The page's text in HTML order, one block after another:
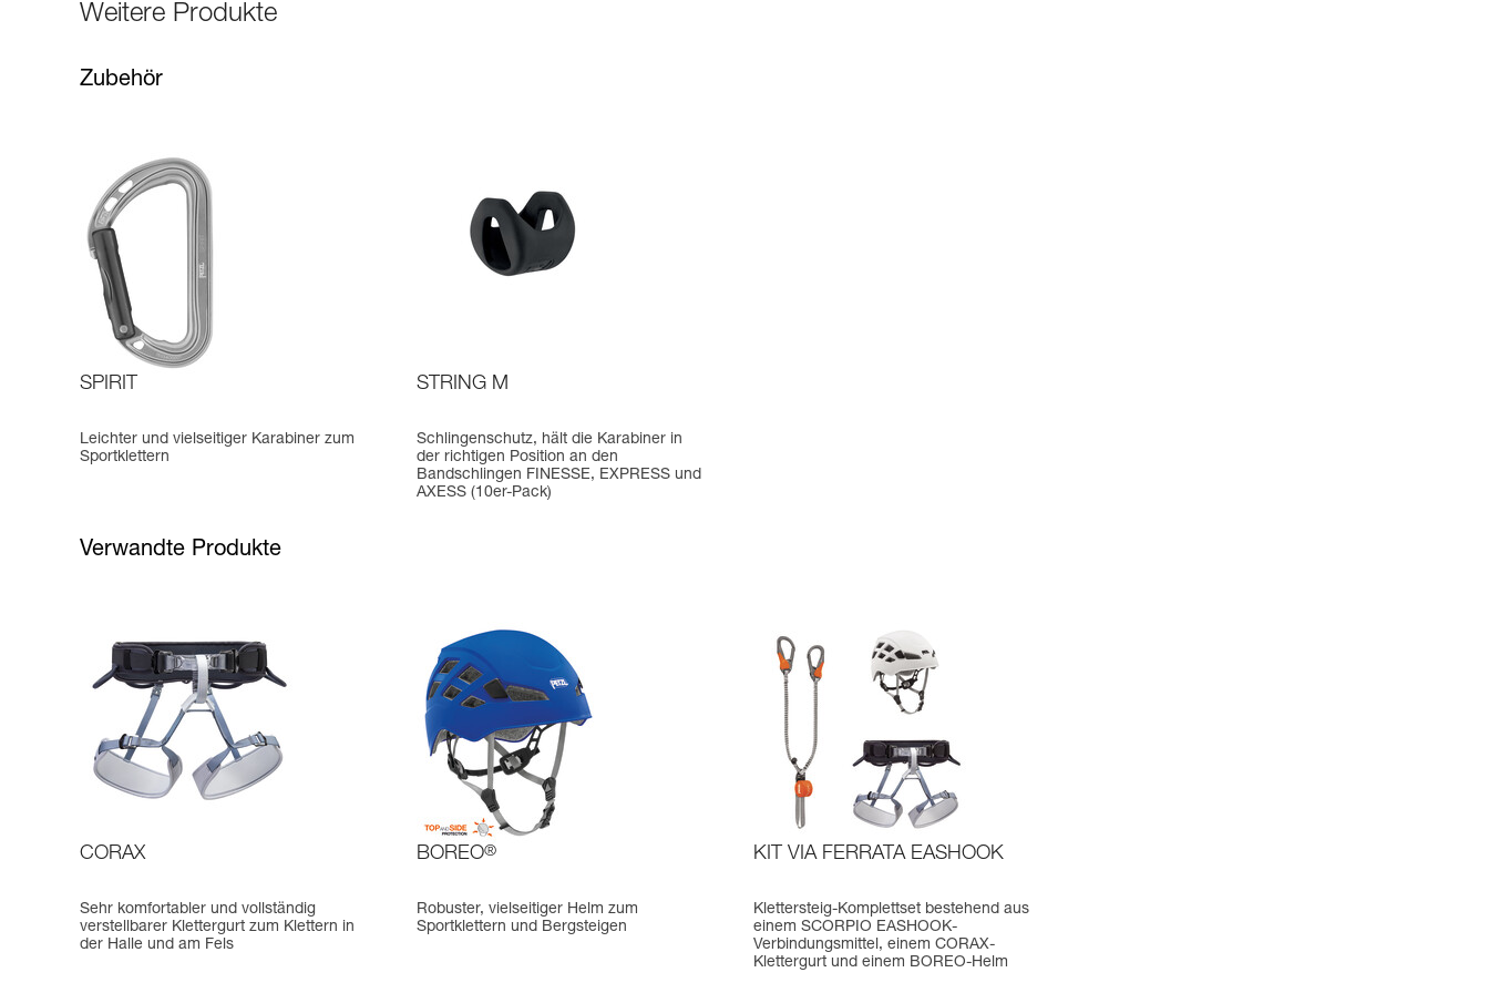
Weitere Produkte
Zubehör
SPIRIT
Leichter und vielseitiger Karabiner zum
Sportklettern
STRING M
Schlingenschutz, hält die Karabiner in
der richtigen Position an den
Bandschlingen FINESSE, EXPRESS und
AXESS (10er-Pack)
Verwandte Produkte
CORAX
Sehr komfortabler und vollständig
verstellbarer Klettergurt zum Klettern in
der Halle und am Fels
BOREO®
Robuster, vielseitiger Helm zum
Sportklettern und Bergsteigen
KIT VIA FERRATA EASHOOK
Klettersteig-Komplettset bestehend aus
einem SCORPIO EASHOOK-
Verbindungsmittel, einem CORAX-
Klettergurt und einem BOREO-Helm